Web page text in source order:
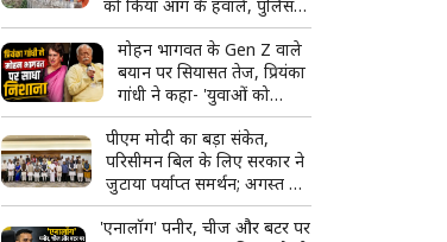
को किया आग के हवाले, पुलिस
और मीडिया पर भी पथराव
मोहन भागवत के Gen Z वाले
बयान पर सियासत तेज, प्रियंका
गांधी ने कहा- 'युवाओं को
उनके...'
पीएम मोदी का बड़ा संकेत,
परिसीमन बिल के लिए सरकार ने
जुटाया पर्याप्त समर्थन; अगस्त में
हो सकता है विशेष सत्र
'एनालॉग' पनीर, चीज और बटर पर